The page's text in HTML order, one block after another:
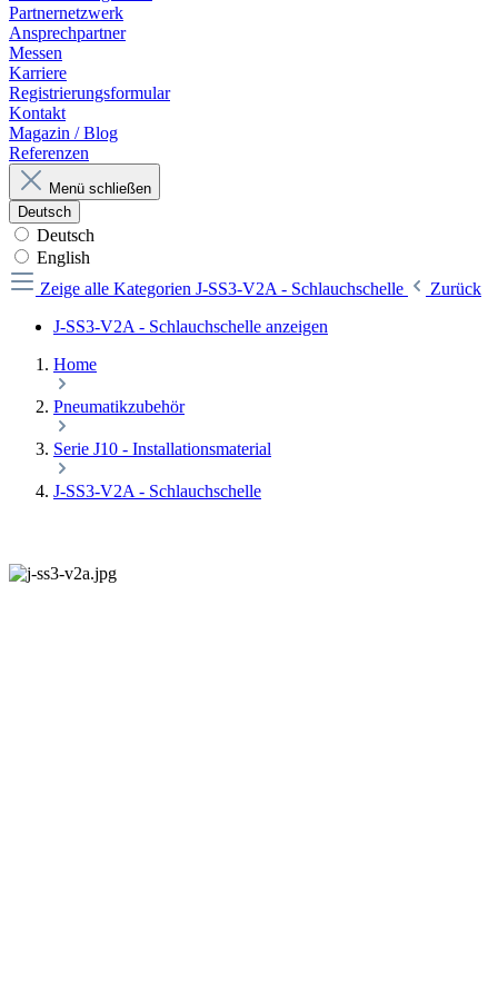
Partnernetzwerk
Ansprechpartner
Messen
Karriere
Registrierungsformular
Kontakt
Magazin / Blog
Referenzen
Menü schließen
Deutsch
Deutsch
English
Zeige alle Kategorien J-SS3-V2A - Schlauchschelle
Zurück
J-SS3-V2A - Schlauchschelle anzeigen
Home
Pneumatikzubehör
Serie J10 - Installationsmaterial
J-SS3-V2A - Schlauchschelle